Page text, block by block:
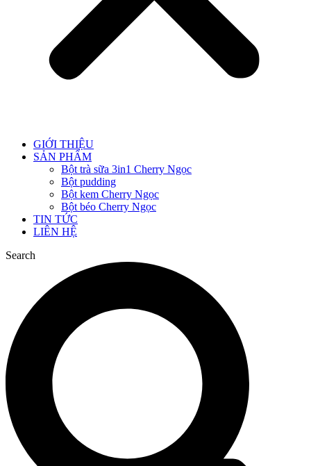
GIỚI THIỆU
SẢN PHẨM
Bột trà sữa 3in1 Cherry Ngọc
Bột pudding
Bột kem Cherry Ngọc
Bột béo Cherry Ngọc
TIN TỨC
LIÊN HỆ
Search